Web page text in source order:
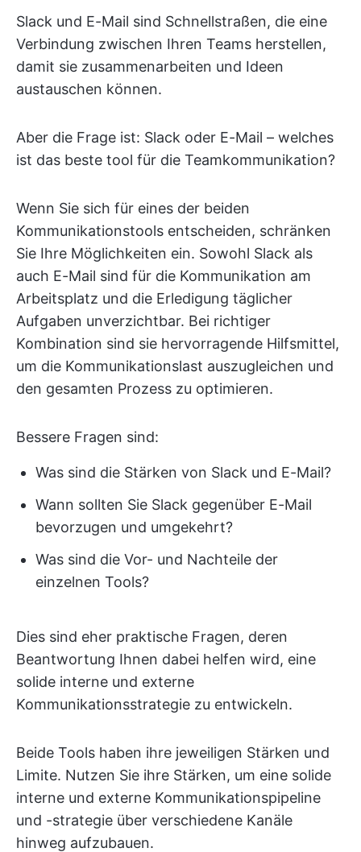
Slack und E-Mail sind Schnellstraßen, die eine
Verbindung zwischen Ihren Teams herstellen,
damit sie zusammenarbeiten und Ideen
austauschen können.
Aber die Frage ist: Slack oder E-Mail – welches
ist das beste tool für die Teamkommunikation?
Wenn Sie sich für eines der beiden
Kommunikationstools entscheiden, schränken
Sie Ihre Möglichkeiten ein. Sowohl Slack als
auch E-Mail sind für die Kommunikation am
Arbeitsplatz und die Erledigung täglicher
Aufgaben unverzichtbar. Bei richtiger
Kombination sind sie hervorragende Hilfsmittel,
um die Kommunikationslast auszugleichen und
den gesamten Prozess zu optimieren.
Bessere Fragen sind:
Was sind die Stärken von Slack und E-Mail?
Wann sollten Sie Slack gegenüber E-Mail
bevorzugen und umgekehrt?
Was sind die Vor- und Nachteile der
einzelnen Tools?
Dies sind eher praktische Fragen, deren
Beantwortung Ihnen dabei helfen wird, eine
solide interne und externe
Kommunikationsstrategie zu entwickeln.
Beide Tools haben ihre jeweiligen Stärken und
Limite. Nutzen Sie ihre Stärken, um eine solide
interne und externe Kommunikationspipeline
und -strategie über verschiedene Kanäle
hinweg aufzubauen.